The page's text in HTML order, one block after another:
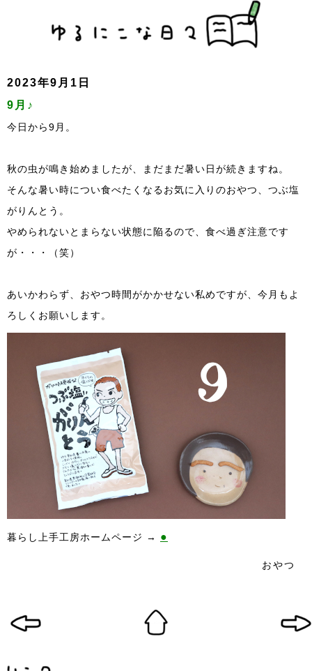
2023年9月1日
9月♪
今日から9月。
秋の虫が鳴き始めましたが、まだまだ暑い日が続きますね。
そんな暑い時につい食べたくなるお気に入りのおやつ、つぶ塩
がりんとう。
やめられないとまらない状態に陥るので、食べ過ぎ注意です
が・・・（笑）
あいかわらず、おやつ時間がかかせない私めですが、今月もよ
ろしくお願いします。
暮らし上手工房ホームページ → ●
おやつ